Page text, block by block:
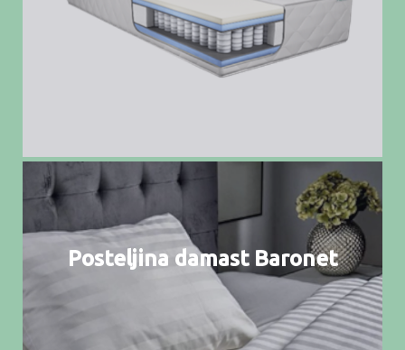
Posteljina damast Baronet